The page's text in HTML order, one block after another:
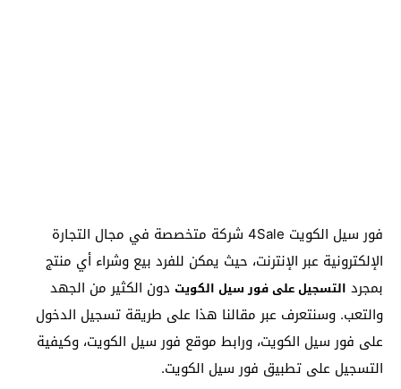
فور سيل الكويت 4Sale شركة متخصصة في مجال التجارة
الإلكترونية عبر الإنترنت، حيث يمكن للفرد بيع وشراء أي منتج
بمجرد التسجيل على فور سيل الكويت دون الكثير من الجهد
والتعب. وسنتعرف عبر مقالنا هذا على طريقة تسجيل الدخول
على فور سيل الكويت، ورابط موقع فور سيل الكويت، وكيفية
التسجيل على تطبيق فور سيل الكويت.